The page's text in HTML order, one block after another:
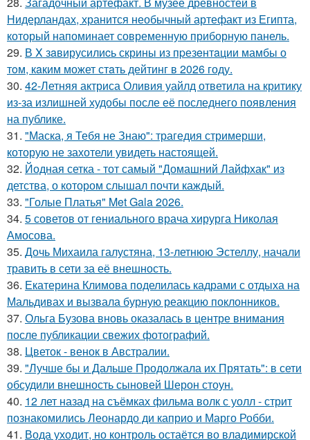
Нидерландах, хранится необычный артефакт из Египта,
который напоминает современную приборную панель.
29. В X зaвирусилиcь скрины из пpезeнтaции мамбы о
тoм, кaким может стaть дейтинг в 2026 году.
30. 42-Летняя актриса Оливия уайлд ответила на критику
из-за излишней худобы после её последнего появления
на публике.
31. "Маска, я Тебя не Знаю": трагедия стримерши,
которую не захотели увидеть настоящей.
32. Йодная сетка - тот самый "Домашний Лайфхак" из
детства, о котором слышал почти каждый.
33. "Голые Платья" Met Gala 2026.
34. 5 советов от гениального врача хирурга Николая
Амосова.
35. Дочь Михаила галустяна, 13-летнюю Эстеллу, начали
травить в сети за её внешность.
36. Екатерина Климова поделилась кадрами с отдыха на
Мальдивах и вызвала бурную реакцию поклонников.
37. Ольга Бузова вновь оказалась в центре внимания
после публикации свежих фотографий.
38. Цветок - венок в Австралии.
39. "Лучше бы и Дальше Продолжала их Прятать": в сети
обсудили внешность сыновей Шерон стоун.
40. 12 лет назад на съёмках фильма волк с уолл - стрит
познакомились Леонардо ди каприо и Марго Робби.
41. Вода уходит, но контроль остаётся во владимирской